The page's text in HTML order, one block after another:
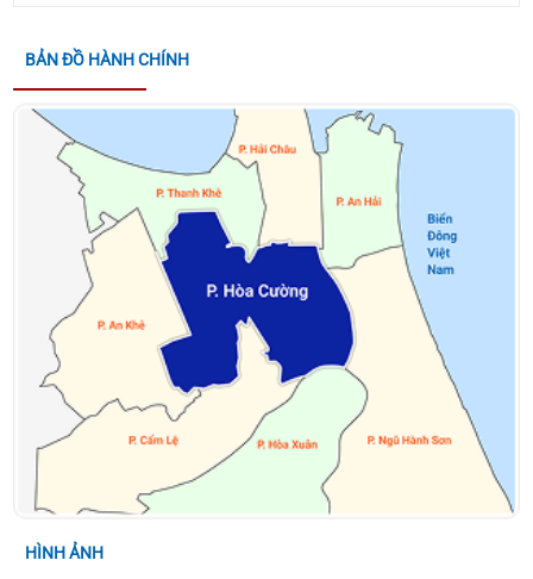
ĐỒNG LAO ĐỘNG LÀM NHIỆM VỤ CÔNG CHỨC TẠI
NẴNG
Quyết định về việc giao kế hoạch thu, nộp Quỹ
Phòng, chống thiên tai năm 2026
KẾ HOẠCH TỔ CHỨC CUỘC THI TRÌNH DIỄN LÂN -
SƯ - RỒNG HÒA CƯỜNG - ĐÀ NẴNG MỞ RỘNG NĂM
2026
QUYẾT ĐỊNH VỀ VIỆC CÔNG NHẬN CÁC SÁNG KIẾN
NGÀNH GIÁO DỤC VÀ ĐÀO TẠO PHƯỜNG NĂM HỌC
2025-2026 CỦA PHƯỜNG HÒA CƯỜNG
THÔNG BÁO ĐƯỜNG DÂY NÓNG PHỤC VỤ DIFF
2026 CỦA UBND THÀNH PHỐ ĐÀ NẴNG
BẢN ĐỒ HÀNH CHÍNH
HÌNH ẢNH